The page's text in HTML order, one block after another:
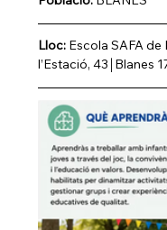
Lloc: Escola SAFA de
l’Estació, 43￨Blanes